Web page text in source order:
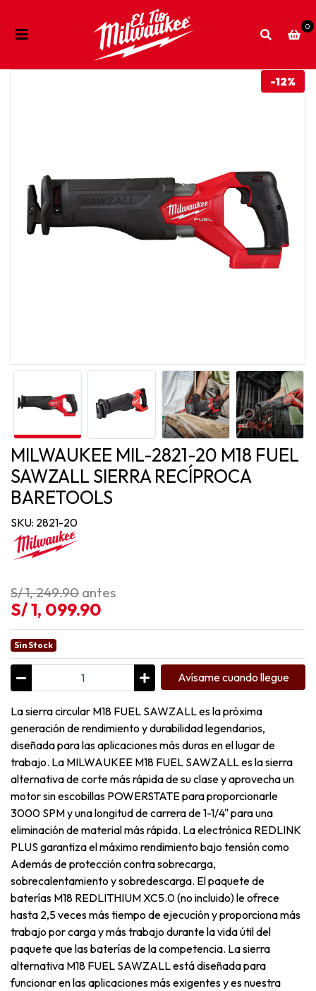
0
-12%
MILWAUKEE MIL-2821-20 M18 FUEL
SAWZALL SIERRA RECÍPROCA
BARETOOLS
SKU: 2821-20
S/ 1, 249.90 antes
S/ 1, 099.90
Sin Stock
Avísame cuando llegue
La sierra circular M18 FUEL SAWZALL es la próxima
generación de rendimiento y durabilidad legendarios,
diseñada para las aplicaciones más duras en el lugar de
trabajo. La MILWAUKEE M18 FUEL SAWZALL es la sierra
alternativa de corte más rápida de su clase y aprovecha un
motor sin escobillas POWERSTATE para proporcionarle
3000 SPM y una longitud de carrera de 1-1/4" para una
eliminación de material más rápida. La electrónica REDLINK
PLUS garantiza el máximo rendimiento bajo tensión como
Además de protección contra sobrecarga,
sobrecalentamiento y sobredescarga. El paquete de
baterías M18 REDLITHIUM XC5.0 (no incluido) le ofrece
hasta 2,5 veces más tiempo de ejecución y proporciona más
trabajo por carga y más trabajo durante la vida útil del
paquete que las baterías de la competencia. La sierra
alternativa M18 FUEL SAWZALL está diseñada para
funcionar en las aplicaciones más exigentes y es nuestra